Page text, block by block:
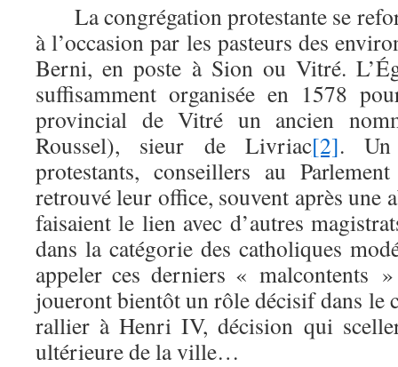
La congrégation protestante se
à l’occasion par les pasteurs des
Berni, en poste à Sion ou Vitré.
suffisamment organisée en 1578
provincial de Vitré un ancien
Roussel), sieur de Livriac[2]. Un
protestants, conseillers au
retrouvé leur office, souvent après une
faisaient le lien avec d’autres
dans la catégorie des catholiques
appeler ces derniers «
joueront bientôt un rôle décisif dans le
rallier à Henri IV, décision qui
ultérieure de la ville…